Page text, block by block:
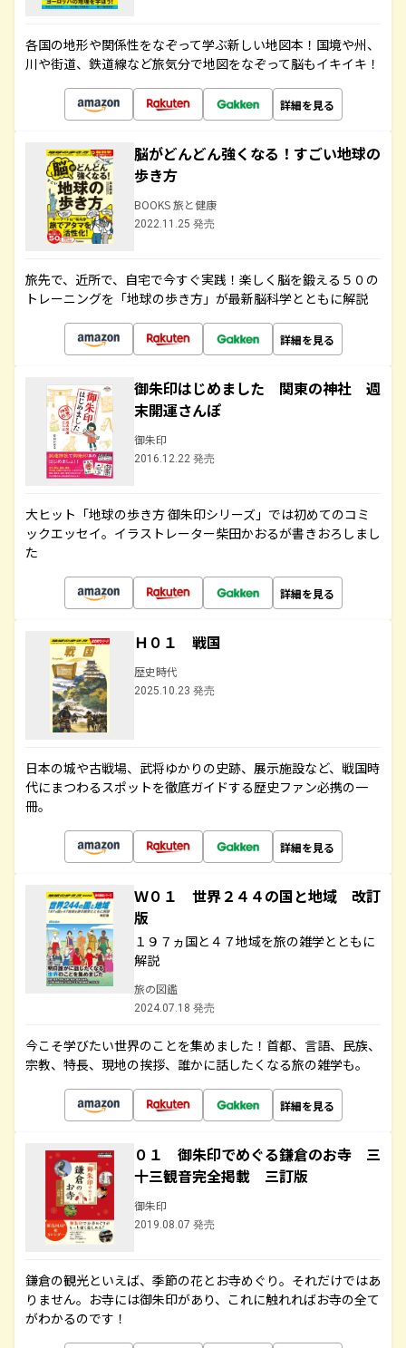
各国の地形や関係性をなぞって学ぶ新しい地図本！国境や州、
川や街道、鉄道線など旅気分で地図をなぞって脳もイキイキ！
詳細を見る
脳がどんどん強くなる！すごい地球の
歩き方
BOOKS 旅と健康
2022.11.25 発売
旅先で、近所で、自宅で今すぐ実践！楽しく脳を鍛える５０の
トレーニングを「地球の歩き方」が最新脳科学とともに解説
詳細を見る
御朱印はじめました 関東の神社 週
末開運さんぽ
御朱印
2016.12.22 発売
大ヒット「地球の歩き方 御朱印シリーズ」では初めてのコミ
ックエッセイ。イラストレーター柴田かおるが書きおろしまし
た
詳細を見る
Ｈ０１ 戦国
歴史時代
2025.10.23 発売
日本の城や古戦場、武将ゆかりの史跡、展示施設など、戦国時
代にまつわるスポットを徹底ガイドする歴史ファン必携の一
冊。
詳細を見る
Ｗ０１ 世界２４４の国と地域 改訂
版
１９７ヵ国と４７地域を旅の雑学とともに
解説
旅の図鑑
2024.07.18 発売
今こそ学びたい世界のことを集めました！首都、言語、民族、
宗教、特長、現地の挨拶、誰かに話したくなる旅の雑学も。
詳細を見る
０１ 御朱印でめぐる鎌倉のお寺 三
十三観音完全掲載 三訂版
御朱印
2019.08.07 発売
鎌倉の観光といえば、季節の花とお寺めぐり。それだけではあ
りません。お寺には御朱印があり、これに触れればお寺の全て
がわかるのです！